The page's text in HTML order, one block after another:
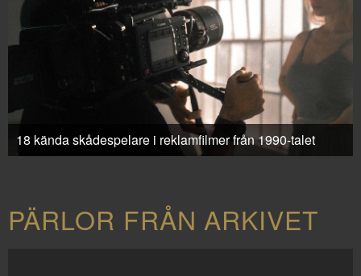
18 kända skådespelare i reklamfilmer från 1990-talet
PÄRLOR FRÅN ARKIVET